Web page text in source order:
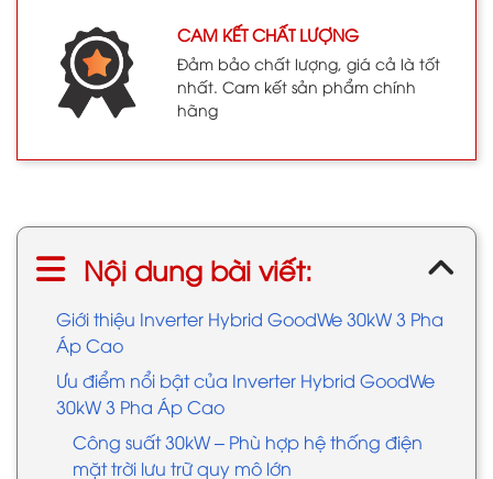
CAM KẾT CHẤT LƯỢNG
Đảm bảo chất lượng, giá cả là tốt
nhất. Cam kết sản phẩm chính
hãng
Nội dung bài viết:
Giới thiệu Inverter Hybrid GoodWe 30kW 3 Pha
Áp Cao
Ưu điểm nổi bật của Inverter Hybrid GoodWe
30kW 3 Pha Áp Cao
Công suất 30kW – Phù hợp hệ thống điện
mặt trời lưu trữ quy mô lớn